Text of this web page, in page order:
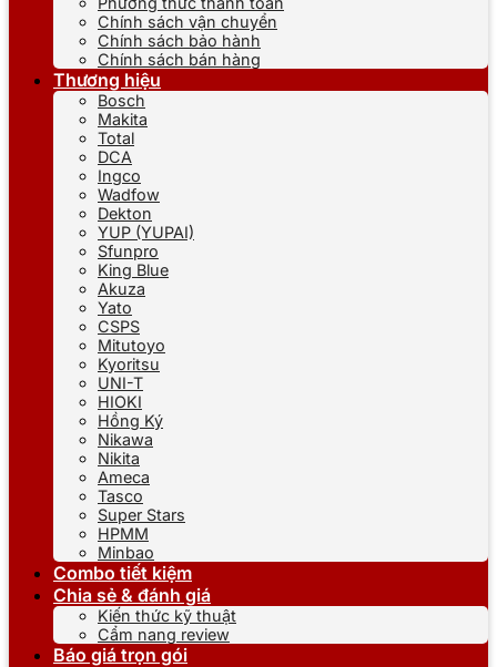
Chính sách vận chuyển
Chính sách bảo hành
Chính sách bán hàng
Thương hiệu
Bosch
Makita
Total
DCA
Ingco
Wadfow
Dekton
YUP (YUPAI)
Sfunpro
King Blue
Akuza
Yato
CSPS
Mitutoyo
Kyoritsu
UNI-T
HIOKI
Hồng Ký
Nikawa
Nikita
Ameca
Tasco
Super Stars
HPMM
Minbao
Combo tiết kiệm
Chia sẻ & đánh giá
Kiến thức kỹ thuật
Cẩm nang review
Báo giá trọn gói